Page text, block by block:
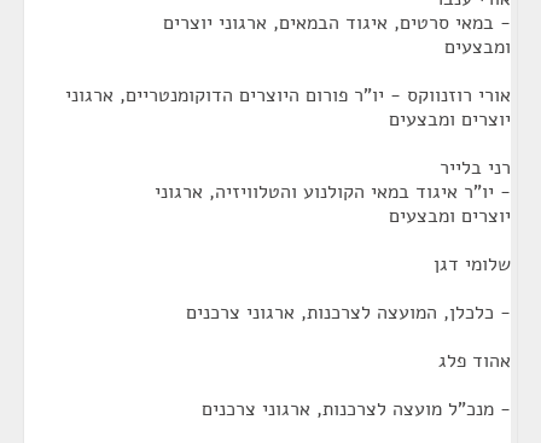
- במאי סרטים, איגוד הבמאים, ארגוני יוצרים
ומבצעים
אורי רוזנווקס - יו"ר פורום היוצרים הדוקומנטריים, ארגוני
יוצרים ומבצעים
רני בלייר
- יו"ר איגוד במאי הקולנוע והטלוויזיה, ארגוני
יוצרים ומבצעים
שלומי דגן
- כלכלן, המועצה לצרכנות, ארגוני צרכנים
אהוד פלג
- מנכ"ל מועצה לצרכנות, ארגוני צרכנים